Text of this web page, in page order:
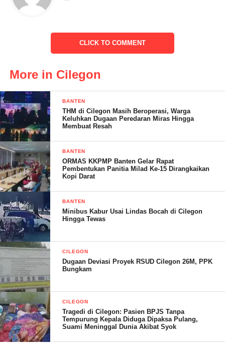
Petugas kepolisian dan ambulans langsung kelokasi kejadian
untuk mengevakuasi jenasah korban ke RSKM Cilegon.
Sementara polisi masih menunggu keluarga korban guna
kepentingan identifikasi dan penyelidikan, untuk penanganan
dilimpahkan ke unit Reskrim Polsek Ciwandan, tutup Yusuf.
NINA/ RG
Post Views: 18
CLICK TO COMMENT
More in Cilegon
BANTEN
THM di Cilegon Masih Beroperasi, Warga
Keluhkan Dugaan Peredaran Miras Hingga
Membuat Resah
BANTEN
ORMAS KKPMP Banten Gelar Rapat
Pembentukan Panitia Milad Ke-15 Dirangkaikan
Kopi Darat
BANTEN
Minibus Kabur Usai Lindas Bocah di Cilegon
Hingga Tewas
CILEGON
Dugaan Deviasi Proyek RSUD Cilegon 26M, PPK
Bungkam
CILEGON
Tragedi di Cilegon: Pasien BPJS Tanpa
Tempurung Kepala Diduga Dipaksa Pulang,
Suami Meninggal Dunia Akibat Syok